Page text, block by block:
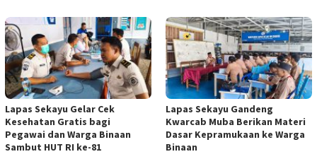
Lapas Sekayu Gelar Cek
Kesehatan Gratis bagi
Pegawai dan Warga Binaan
Sambut HUT RI ke-81
Lapas Sekayu Gandeng
Kwarcab Muba Berikan Materi
Dasar Kepramukaan ke Warga
Binaan